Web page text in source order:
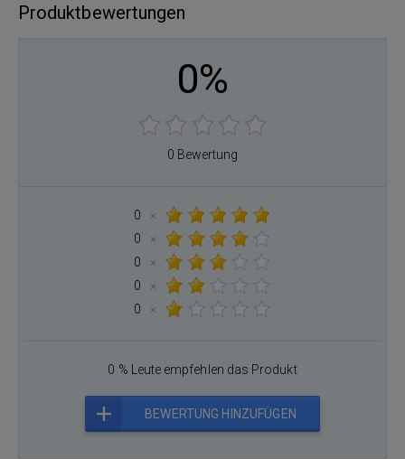
Produktbewertungen
0%
0 Bewertung
0
×
0
×
0
×
0
×
0
×
0 % Leute empfehlen das Produkt
BEWERTUNG HINZUFÜGEN